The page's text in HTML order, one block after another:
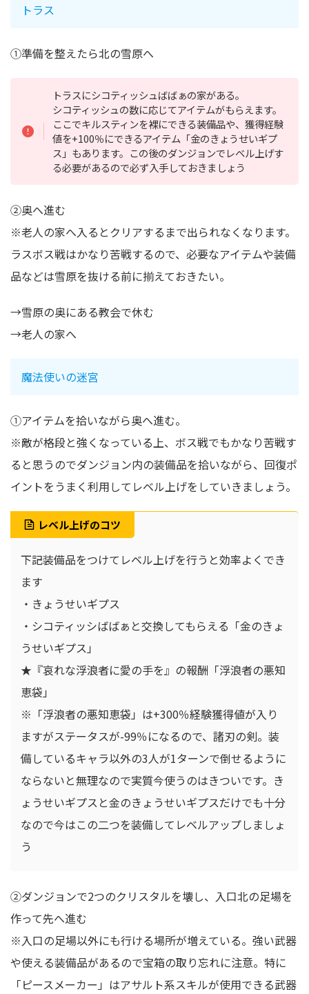
トラス
①準備を整えたら北の雪原へ
トラスにシコティッシュばばぁの家がある。
シコティッシュの数に応じてアイテムがもらえます。
ここでキルスティンを裸にできる装備品や、獲得経験
値を+100％にできるアイテム「金のきょうせいギプ
ス」もあります。この後のダンジョンでレベル上げす
る必要があるので必ず入手しておきましょう
②奥へ進む
※老人の家へ入るとクリアするまで出られなくなります。
ラスボス戦はかなり苦戦するので、必要なアイテムや装備
品などは雪原を抜ける前に揃えておきたい。
→雪原の奥にある教会で休む
→老人の家へ
魔法使いの迷宮
①アイテムを拾いながら奥へ進む。
※敵が格段と強くなっている上、ボス戦でもかなり苦戦す
ると思うのでダンジョン内の装備品を拾いながら、回復ポ
イントをうまく利用してレベル上げをしていきましょう。
レベル上げのコツ
下記装備品をつけてレベル上げを行うと効率よくでき
ます
・きょうせいギプス
・シコティッシばばぁと交換してもらえる「金のきょ
うせいギプス」
★『哀れな浮浪者に愛の手を』の報酬「浮浪者の悪知
恵袋」
※「浮浪者の悪知恵袋」は+300％経験獲得値が入り
ますがステータスが-99％になるので、諸刃の剣。装
備しているキャラ以外の3人が1ターンで倒せるように
ならないと無理なので実質今使うのはきついです。き
ょうせいギプスと金のきょうせいギプスだけでも十分
なので今はこの二つを装備してレベルアップしましょ
う
②ダンジョンで2つのクリスタルを壊し、入口北の足場を
作って先へ進む
※入口の足場以外にも行ける場所が増えている。強い武器
や使える装備品があるので宝箱の取り忘れに注意。特に
「ピースメーカー」はアサルト系スキルが使用できる武器